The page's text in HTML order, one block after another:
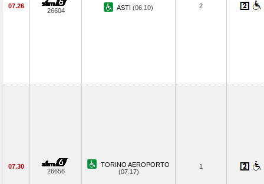
07.26
26604 ASTI (06.10) 2
07.30
26656
TORINO AEROPORTO
(07.17)
1